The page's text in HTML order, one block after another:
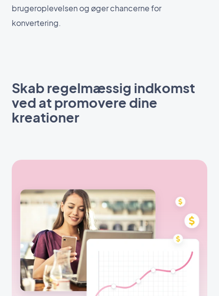
brugeroplevelsen og øger chancerne for
konvertering.
Skab regelmæssig indkomst
ved at promovere dine
kreationer